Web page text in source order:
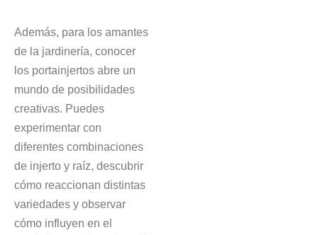
Además, para los amantes
de la jardinería, conocer
los portainjertos abre un
mundo de posibilidades
creativas. Puedes
experimentar con
diferentes combinaciones
de injerto y raíz, descubrir
cómo reaccionan distintas
variedades y observar
cómo influyen en el